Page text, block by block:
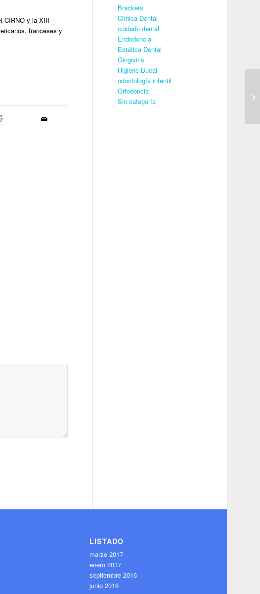
CIRNO y la XIII
franceses y
Brackets
Clínica Dental
cuidado dental
Endodoncia
Estética Dental
Gingivitis
Higiene Bucal
odontología infantil
Ortodoncia
Sin categoría
LISTADO
marzo 2017
enero 2017
septiembre 2016
junio 2016